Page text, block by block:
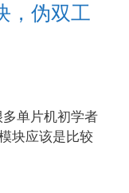
，伪双工
单片机初学者
块应该是比较